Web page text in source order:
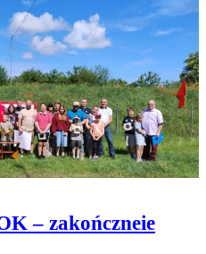
– zakończneie